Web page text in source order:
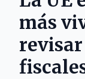
más